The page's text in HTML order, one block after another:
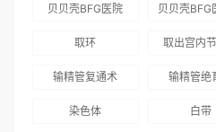
务
术”和“法律
贝贝壳BFG医院
贝贝壳BFG
国版）
取环 取出宫内
输精管复通术 输精管绝
染色体 白带